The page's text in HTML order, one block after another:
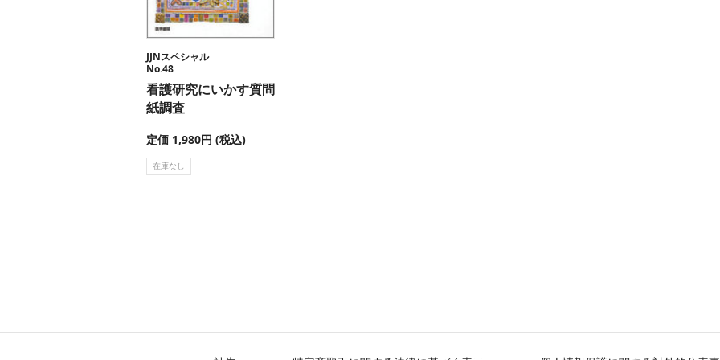
JJNスペシャル
No.48
看護研究にいかす質問
紙調査
定価 1,980円 (税込)
在庫なし